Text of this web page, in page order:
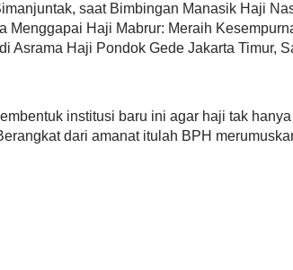
saat Bimbingan Manasik Haji
Menggapai Haji Mabrur: Meraih
Asrama Haji Pondok Gede Jakarta Timur,
institusi baru ini agar haji tak hanya
dari amanat itulah BPH